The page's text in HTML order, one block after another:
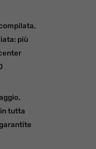
più
tutta